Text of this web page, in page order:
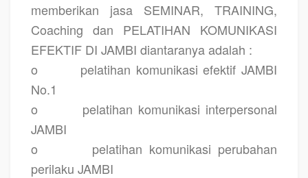
memberikan jasa SEMINAR, TRAINING,
Coaching dan PELATIHAN KOMUNIKASI
EFEKTIF DI JAMBI diantaranya adalah :
o
pelatihan komunikasi efektif JAMBI
No.1
o
pelatihan komunikasi interpersonal
JAMBI
o
pelatihan komunikasi perubahan
perilaku JAMBI